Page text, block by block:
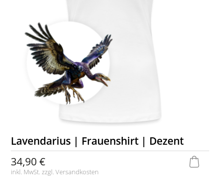
Lavendarius | Frauenshirt | Dezent
34,90 €
inkl. MwSt. zzgl.Versandkosten